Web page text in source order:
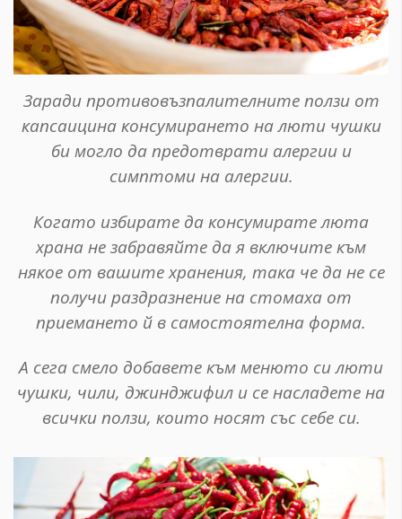
Заради противовъзпалителните ползи от
капсаицина консумирането на люти чушки
би могло да предотврати алергии и
симптоми на алергии.
Когато избирате да консумирате люта
храна не забравяйте да я включите към
някое от вашите хранения, така че да не се
получи раздразнение на стомаха от
приемането й в самостоятелна форма.
А сега смело добавете към менюто си люти
чушки, чили, джинджифил и се насладете на
всички ползи, които носят със себе си.